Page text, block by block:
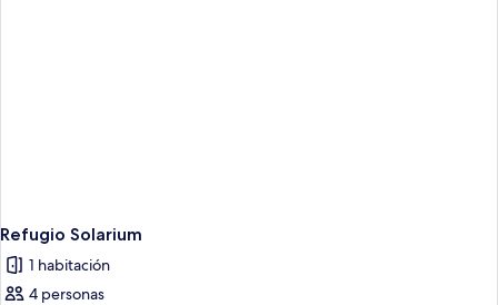
Refugio Solarium
1 habitación
4 personas